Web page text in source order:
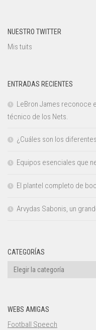
NUESTRO TWITTER
Mis tuits
ENTRADAS RECIENTES
LeBron James reconoce
técnico de los Nets.
¿Cuáles son los
Equipos esenciales que
El plantel completo de
Arvydas Sabonis, un
CATEGORÍAS
Categorías
WEBS AMIGAS
Football Speech